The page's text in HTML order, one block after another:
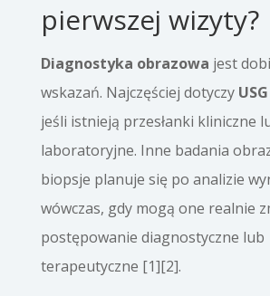
pierwszej wizyty?
Diagnostyka obrazowa jest
wskazań. Najczęściej dotyczy
jeśli istnieją przesłanki kliniczne
laboratoryjne. Inne badania
biopsje planuje się po analizie
wówczas, gdy mogą one realnie
postępowanie diagnostyczne lub
terapeutyczne [1][2].